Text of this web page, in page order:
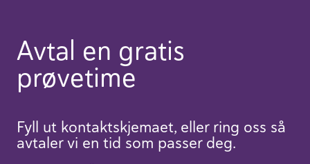
Avtal en gratis
prøvetime
Fyll ut kontaktskjemaet, eller ring oss så
avtaler vi en tid som passer deg.